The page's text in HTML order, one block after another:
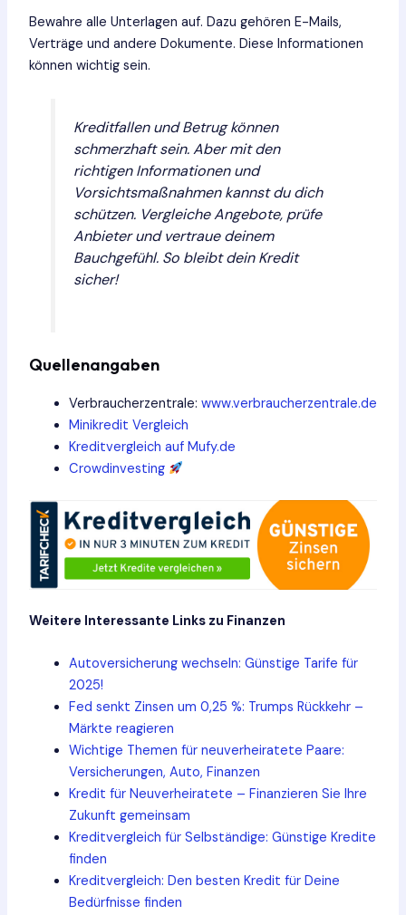
Bewahre alle Unterlagen auf. Dazu gehören E-Mails,
Verträge und andere Dokumente. Diese Informationen
können wichtig sein.
Kreditfallen und Betrug können
schmerzhaft sein. Aber mit den
richtigen Informationen und
Vorsichtsmaßnahmen kannst du dich
schützen. Vergleiche Angebote, prüfe
Anbieter und vertraue deinem
Bauchgefühl. So bleibt dein Kredit
sicher!
Quellenangaben
Verbraucherzentrale: www.verbraucherzentrale.de
Minikredit Vergleich
Kreditvergleich auf Mufy.de
Crowdinvesting
Weitere Interessante Links zu Finanzen
Autoversicherung wechseln: Günstige Tarife für
2025!
Fed senkt Zinsen um 0,25 %: Trumps Rückkehr –
Märkte reagieren
Wichtige Themen für neuverheiratete Paare:
Versicherungen, Auto, Finanzen
Kredit für Neuverheiratete – Finanzieren Sie Ihre
Zukunft gemeinsam
Kreditvergleich für Selbständige: Günstige Kredite
finden
Kreditvergleich: Den besten Kredit für Deine
Bedürfnisse finden